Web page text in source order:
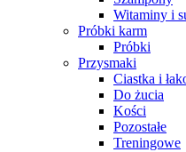
Witaminy i
Próbki karm
Próbki
Przysmaki
Ciastka i
Do żucia
Kości
Pozostałe
Treningowe